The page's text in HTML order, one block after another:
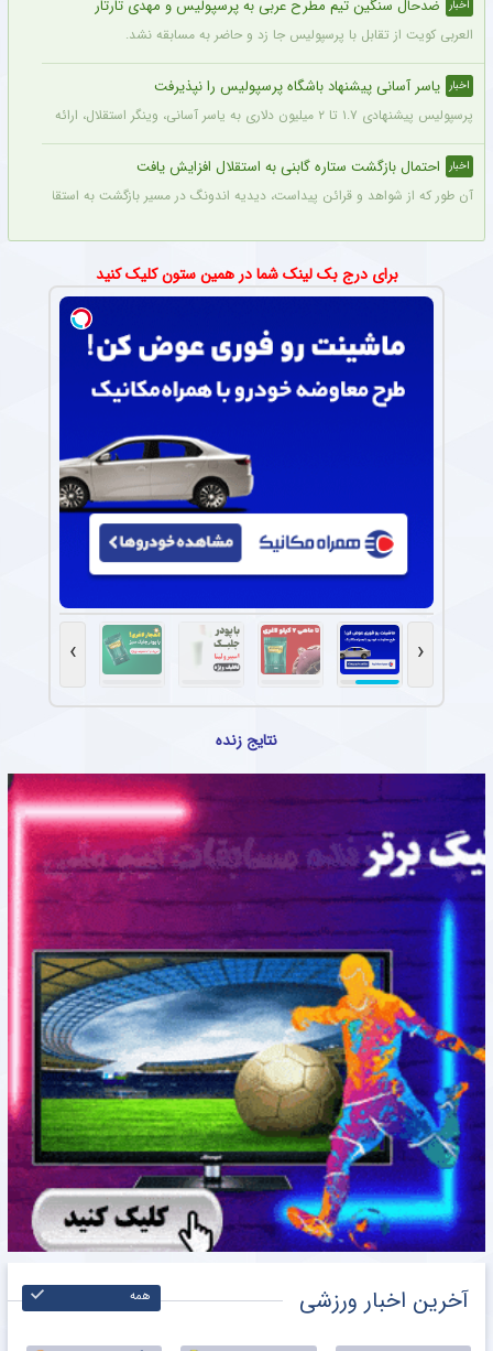
اخبار ضدحال سنگین تیم مطرح عربی به پرسپولیس و مهدی تارتار
العربی کویت از تقابل با پرسپولیس جا زد و حاضر به مسابقه نشد.
اخبار یاسر آسانی پیشنهاد باشگاه پرسپولیس را نپذیرفت
پرسپولیس پیشنهادی ۱.۷ تا ۲ میلیون دلاری به یاسر آسانی، وینگر استقلال، ارائه کرد، اما او نپذیرفت. آسانی تأکید کرد در فوتبال ایران فقط برای استقلال بازی خواهد کرد.
اخبار احتمال بازگشت ستاره گابنی به استقلال افزایش یافت
آن طور که از شواهد و قرائن پیداست، دیدیه اندونگ در مسیر بازگشت به استقلال قرار
برای درج بک لینک شما در همین ستون کلیک کنید
‹
›
نتایج زنده
آخرین اخبار ورزشی همه